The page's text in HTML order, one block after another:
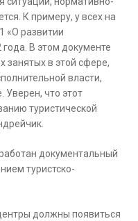
К примеру, у всех на
«О развитии
года. В этом документе
занятых в этой сфере,
власти,
Уверен, что этот
туристической
документальный
туристско-
должны появиться